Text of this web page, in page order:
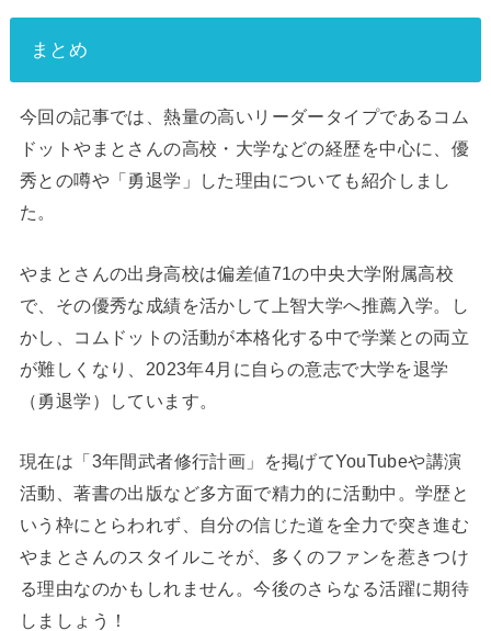
まとめ
今回の記事では、熱量の高いリーダータイプであるコム
ドットやまとさんの高校・大学などの経歴を中心に、優
秀との噂や「勇退学」した理由についても紹介しまし
た。
やまとさんの出身高校は偏差値71の中央大学附属高校
で、その優秀な成績を活かして上智大学へ推薦入学。し
かし、コムドットの活動が本格化する中で学業との両立
が難しくなり、2023年4月に自らの意志で大学を退学
（勇退学）しています。
現在は「3年間武者修行計画」を掲げてYouTubeや講演
活動、著書の出版など多方面で精力的に活動中。学歴と
いう枠にとらわれず、自分の信じた道を全力で突き進む
やまとさんのスタイルこそが、多くのファンを惹きつけ
る理由なのかもしれません。今後のさらなる活躍に期待
しましょう！